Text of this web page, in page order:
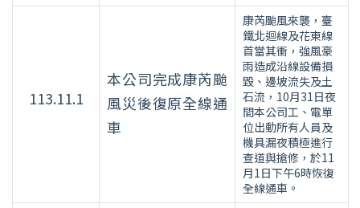
113.11.1
本公司完成康芮颱
風災後復原全線通
車
康芮颱風來襲，臺
鐵北迴線及花東線
首當其衝，強風豪
雨造成沿線設備損
毀、邊坡流失及土
石流，10月31日夜
間本公司工、電單
位出動所有人員及
機具漏夜積極進行
查道與搶修，於11
月1日下午6時恢復
全線通車。